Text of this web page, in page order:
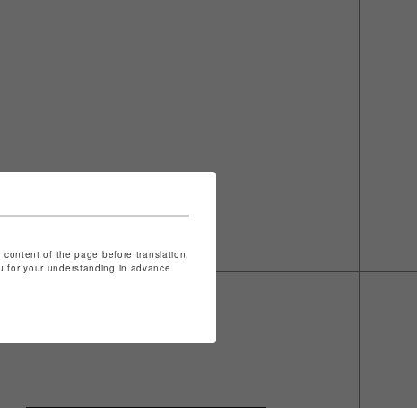
of the page before translation.
for your understanding in advance.